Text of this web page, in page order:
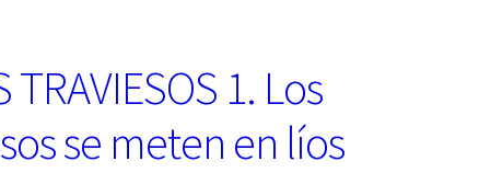
TRAVIESOS 1. Los
se meten en líos